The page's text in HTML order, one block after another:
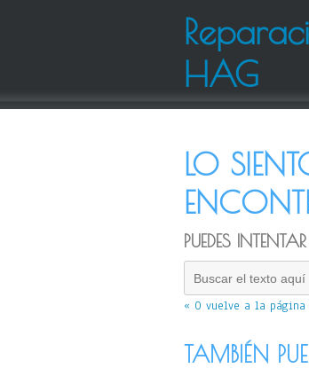
HAG
LO
PUEDES
« O vuelve a la
TAMBIÉN